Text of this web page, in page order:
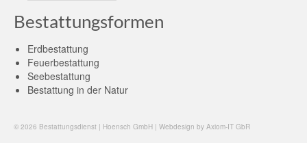
Bestattungsformen
Erdbestattung
Feuerbestattung
Seebestattung
Bestattung in der Natur
© 2026 Bestattungsdienst | Hoensch GmbH | Webdesign by Axiom-IT GbR